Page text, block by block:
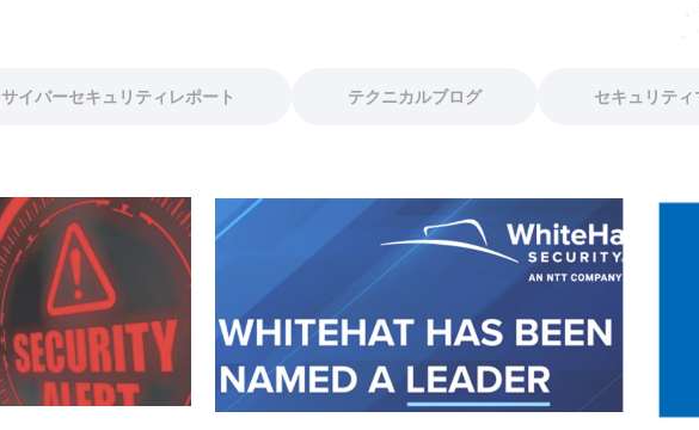
サプライチェーンセキュリティ
サイバーセキュリティレポート テクニカルブログ セキュリティ